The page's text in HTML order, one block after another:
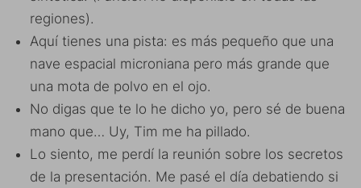
regiones).
Aquí tienes una pista: es más pequeño que una
nave espacial microniana pero más grande que
una mota de polvo en el ojo.
No digas que te lo he dicho yo, pero sé de buena
mano que… Uy, Tim me ha pillado.
Lo siento, me perdí la reunión sobre los secretos
de la presentación. Me pasé el día debatiendo si